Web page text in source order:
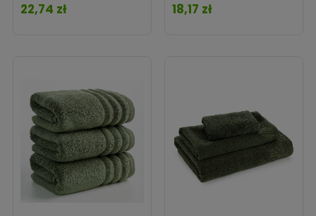
Cena
22,74 zł Cena
18,17 zł